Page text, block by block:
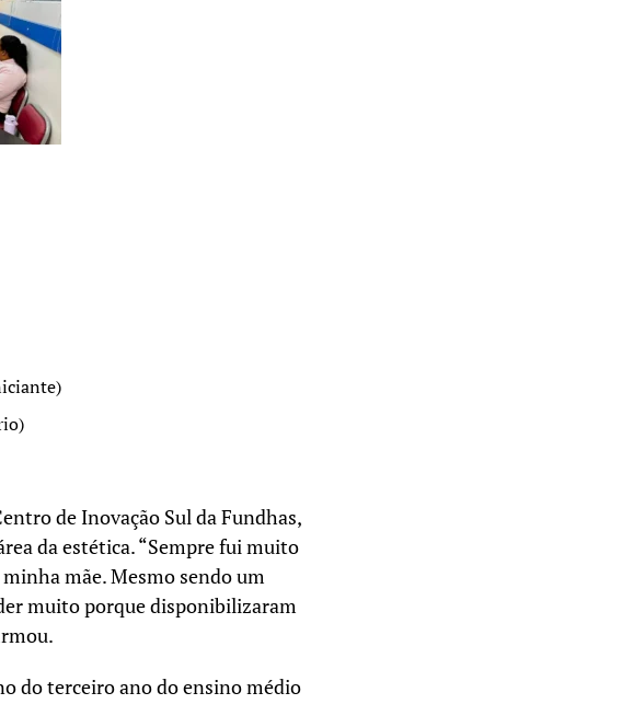
de Inovação Sul da Fundhas,
da estética. “Sempre fui muito
mãe. Mesmo sendo um
muito porque disponibilizaram
do terceiro ano do ensino médio